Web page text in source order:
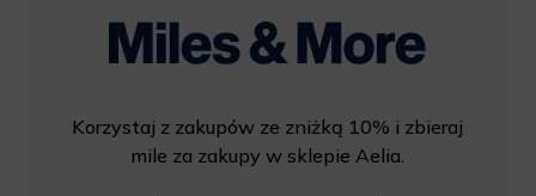
Korzystaj z zakupów ze zniżką 10% i zbieraj
mile za zakupy w sklepie Aelia.